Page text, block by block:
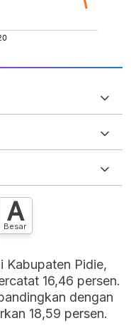
A
Besar
Kabupaten Pidie,
16,46 persen.
dengan
18,59 persen.